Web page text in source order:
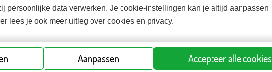
met je geld indit artikel.
zijn gericht op leerlingen uit groep 3 tot en met
drie niveaus.
Meer informatie
persoonlijke data verwerken. Je cookie-instellingen kan je altijd aanpassen
lees je ook meer uitleg over cookies en privacy.
Aanpassen Accepteer alle cookies